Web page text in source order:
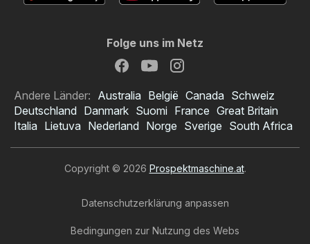
Folge uns im Netz
Andere Länder: Australia België Canada Schweiz
Deutschland Danmark Suomi France Great Britain
Italia Lietuva Nederland Norge Sverige South Africa
Copyright © 2026 Prospektmaschine.at.
Datenschutzerklärung anpassen
Bedingungen zur Nutzung des Webs